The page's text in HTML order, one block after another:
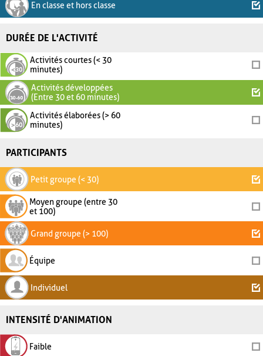
En classe et hors classe
DURÉE DE L'ACTIVITÉ
Activités courtes (< 30
minutes)
Activités développées
(Entre 30 et 60 minutes)
Activités élaborées (> 60
minutes)
PARTICIPANTS
Petit groupe (< 30)
Moyen groupe (entre 30
et 100)
Grand groupe (> 100)
Équipe
Individuel
INTENSITÉ D'ANIMATION
Faible